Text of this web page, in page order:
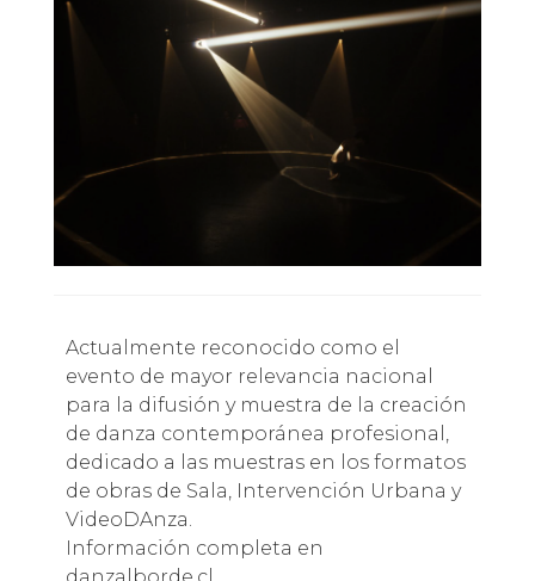
Actualmente reconocido como el
evento de mayor relevancia nacional
para la difusión y muestra de la creación
de danza contemporánea profesional,
dedicado a las muestras en los formatos
de obras de Sala, Intervención Urbana y
VideoDAnza.
Información completa en
danzalborde.cl